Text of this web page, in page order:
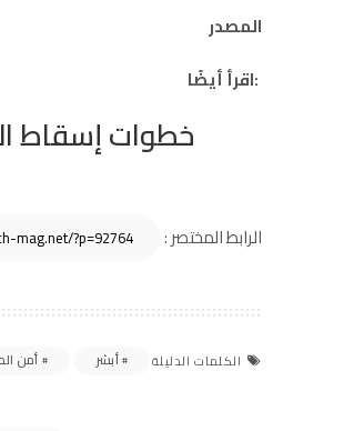
المصدر
اقرأ أيضًا:
خطوات إسقاط
الرابط المختصر :
الكلمات الدليلة أبشر أمن